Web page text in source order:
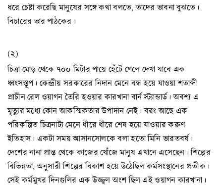
ধরে চেষ্টা করেছি মানুষের সঙ্গে কথা বলতে, তাদের ভাবনা বুঝতে।
বিচারের ভার পাঠকের।
(২)
চিত্রা মোড় থেকে ৭০০ মিটার পায়ে হেঁটে গেলে দেখা যাবে এক
ধ্বংসস্তূপ। কেন্দ্রীয় সরকারের নিদান মেনে বন্ধ হয়ে যাওয়া শতাব্দী
প্রাচীন রেল ওয়াগন তৈরি হওয়ার কারখানা বার্ন স্ট্যান্ডার্ড। অবশ্য এ
মৃত্যুর মধ্যে কোন আকস্মিকতার উপাদান নেই। বরং আছে এক
পরিকল্পিত চিত্রনাট্য মেনে ধীরে ধীরে শেষ হয়ে যাওয়ার করুণ
ইতিহাস। একটা সময় আসানসোলকে বলা হতো মিনি ভারতবর্ষ।
দেশের নানা প্রান্ত থেকে কাজের খোঁজে মানুষ এখানে এসেছেন। শিল্পের
বিভিন্নতা, অনুসারী শিল্পের বিকাশ হয়ে উঠেছিল কর্মসংস্থানের প্রতীক।
সেই কর্মমুখর দিনগুলির এক উজ্জ্বল অংশ ছিল এই ওয়াগন কারখানা।